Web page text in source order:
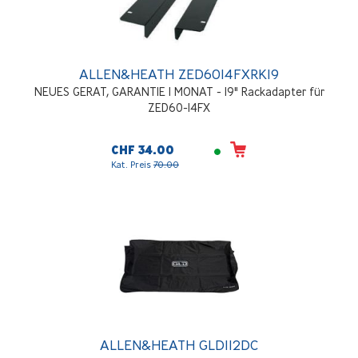
ALLEN&HEATH ZED6014FXRK19
NEUES GERAT, GARANTIE 1 MONAT - 19" Rackadapter für
ZED60-14FX
CHF 34.00
Kat. Preis 70.00
ALLEN&HEATH GLD112DC